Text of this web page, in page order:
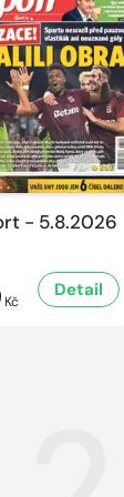
- 5.8.2026
Kč
Detail